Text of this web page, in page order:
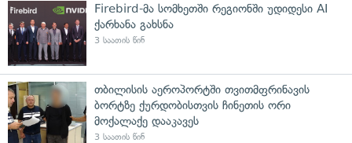
Firebird-მა სომხეთში რეგიონში უდიდესი AI
ქარხანა გახსნა
3 საათის წინ
თბილისის აეროპორტში თვითმფრინავის
ბორტზე ქურდობისთვის ჩინეთის ორი
მოქალაქე დააკავეს
3 საათის წინ